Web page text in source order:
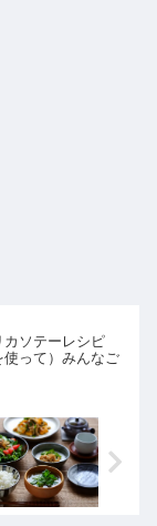
カソテーレシピ
使って）みんなご